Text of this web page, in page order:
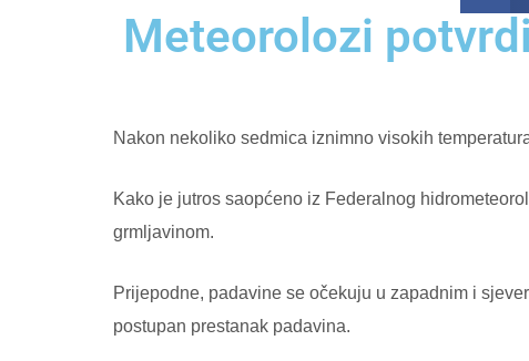
Meteorolozi
Nakon nekoliko sedmica iznimno visokih
Kako je jutros saopćeno iz Federalnog
grmljavinom.
Prijepodne, padavine se očekuju u zapadnim i
postupan prestanak padavina.